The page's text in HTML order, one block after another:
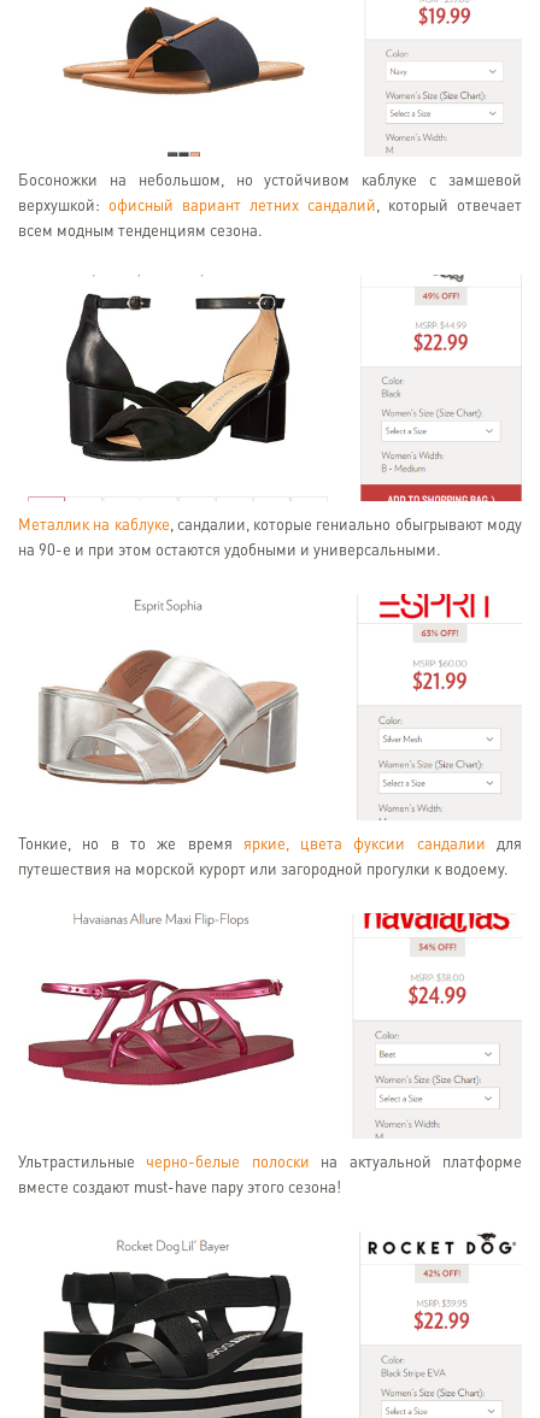
Босоножки на небольшом, но устойчивом каблуке с замшевой
верхушкой: офисный вариант летних сандалий, который отвечает
всем модным тенденциям сезона.
Металлик на каблуке, сандалии, которые гениально обыгрывают моду
на 90-е и при этом остаются удобными и универсальными.
Тонкие, но в то же время яркие, цвета фуксии сандалии для
путешествия на морской курорт или загородной прогулки к водоему.
Ультрастильные черно-белые полоски на актуальной платформе
вместе создают must-have пару этого сезона!